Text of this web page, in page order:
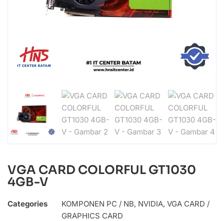
VGA CARD COLORFUL GT1030
4GB-V
Categories KOMPONEN PC / NB, NVIDIA, VGA CARD /
GRAPHICS CARD